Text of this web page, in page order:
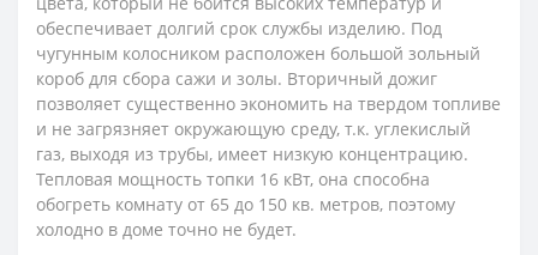
обеспечивает долгий срок службы изделию. Под
чугунным колосником расположен большой зольный
короб для сбора сажи и золы. Вторичный дожиг
позволяет существенно экономить на твердом топливе
и не загрязняет окружающую среду, т.к. углекислый
газ, выходя из трубы, имеет низкую концентрацию.
Тепловая мощность топки 16 кВт, она способна
обогреть комнату от 65 до 150 кв. метров, поэтому
холодно в доме точно не будет.